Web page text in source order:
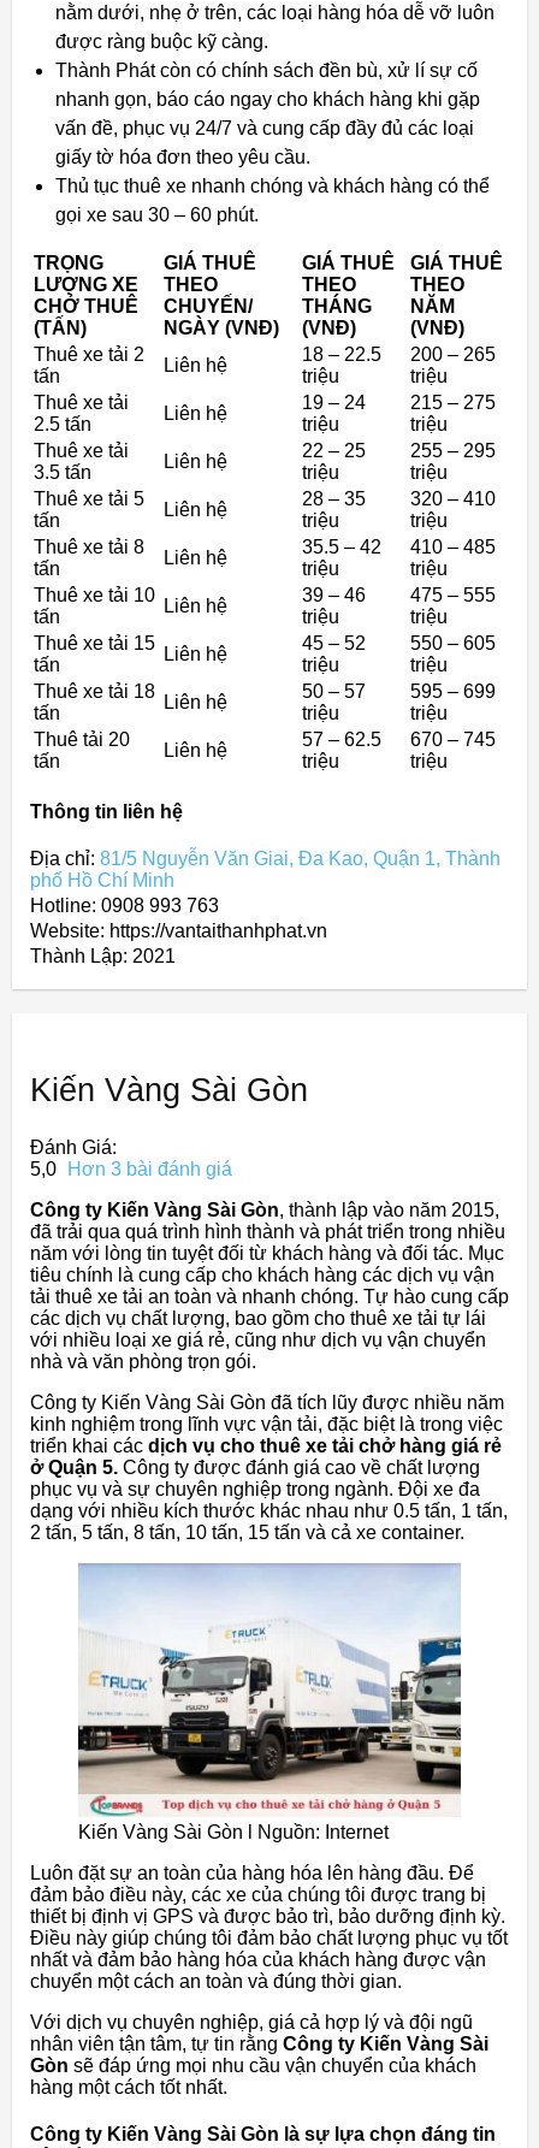
nằm dưới, nhẹ ở trên, các loại hàng hóa dễ vỡ luôn
được ràng buộc kỹ càng.
Thành Phát còn có chính sách đền bù, xử lí sự cố
nhanh gọn, báo cáo ngay cho khách hàng khi gặp
vấn đề, phục vụ 24/7 và cung cấp đầy đủ các loại
giấy tờ hóa đơn theo yêu cầu.
Thủ tục thuê xe nhanh chóng và khách hàng có thể
gọi xe sau 30 – 60 phút.
TRỌNG
LƯỢNG XE
CHỞ THUÊ
(TẤN)
GIÁ THUÊ
THEO
CHUYẾN/
NGÀY (VNĐ)
GIÁ THUÊ
THEO
THÁNG
(VNĐ)
GIÁ THUÊ
THEO
NĂM
(VNĐ)
Thuê xe tải 2
tấn
Liên hệ
18 – 22.5
triệu
200 – 265
triệu
Thuê xe tải
2.5 tấn
Liên hệ
19 – 24
triệu
215 – 275
triệu
Thuê xe tải
3.5 tấn
Liên hệ
22 – 25
triệu
255 – 295
triệu
Thuê xe tải 5
tấn
Liên hệ
28 – 35
triệu
320 – 410
triệu
Thuê xe tải 8
tấn
Liên hệ
35.5 – 42
triệu
410 – 485
triệu
Thuê xe tải 10
tấn
Liên hệ
39 – 46
triệu
475 – 555
triệu
Thuê xe tải 15
tấn
Liên hệ
45 – 52
triệu
550 – 605
triệu
Thuê xe tải 18
tấn
Liên hệ
50 – 57
triệu
595 – 699
triệu
Thuê tải 20
tấn
Liên hệ
57 – 62.5
triệu
670 – 745
triệu
Thông tin liên hệ
Địa chỉ: 81/5 Nguyễn Văn Giai, Đa Kao, Quận 1, Thành
phố Hồ Chí Minh
Hotline: 0908 993 763
Website: https://vantaithanhphat.vn
Thành Lập: 2021
Kiến Vàng Sài Gòn
Đánh Giá:
5,0
Hơn 3 bài đánh giá
Công ty Kiến Vàng Sài Gòn, thành lập vào năm 2015,
đã trải qua quá trình hình thành và phát triển trong nhiều
năm với lòng tin tuyệt đối từ khách hàng và đối tác. Mục
tiêu chính là cung cấp cho khách hàng các dịch vụ vận
tải thuê xe tải an toàn và nhanh chóng. Tự hào cung cấp
các dịch vụ chất lượng, bao gồm cho thuê xe tải tự lái
với nhiều loại xe giá rẻ, cũng như dịch vụ vận chuyển
nhà và văn phòng trọn gói.
Công ty Kiến Vàng Sài Gòn đã tích lũy được nhiều năm
kinh nghiệm trong lĩnh vực vận tải, đặc biệt là trong việc
triển khai các dịch vụ cho thuê xe tải chở hàng giá rẻ
ở Quận 5. Công ty được đánh giá cao về chất lượng
phục vụ và sự chuyên nghiệp trong ngành. Đội xe đa
dạng với nhiều kích thước khác nhau như 0.5 tấn, 1 tấn,
2 tấn, 5 tấn, 8 tấn, 10 tấn, 15 tấn và cả xe container.
Kiến Vàng Sài Gòn l Nguồn: Internet
Luôn đặt sự an toàn của hàng hóa lên hàng đầu. Để
đảm bảo điều này, các xe của chúng tôi được trang bị
thiết bị định vị GPS và được bảo trì, bảo dưỡng định kỳ.
Điều này giúp chúng tôi đảm bảo chất lượng phục vụ tốt
nhất và đảm bảo hàng hóa của khách hàng được vận
chuyển một cách an toàn và đúng thời gian.
Với dịch vụ chuyên nghiệp, giá cả hợp lý và đội ngũ
nhân viên tận tâm, tự tin rằng Công ty Kiến Vàng Sài
Gòn sẽ đáp ứng mọi nhu cầu vận chuyển của khách
hàng một cách tốt nhất.
Công ty Kiến Vàng Sài Gòn là sự lựa chọn đáng tin